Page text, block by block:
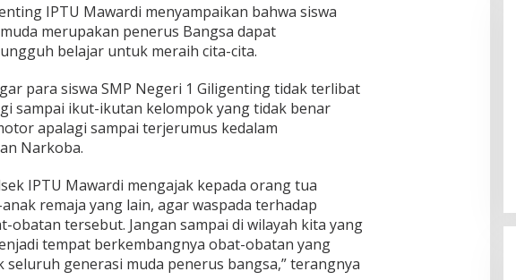
IPTU Mawardi menyampaikan bahwa siswa
merupakan penerus Bangsa dapat
belajar untuk meraih cita-cita.
para siswa SMP Negeri 1 Giligenting tidak terlibat
sampai ikut-ikutan kelompok yang tidak benar
apalagi sampai terjerumus kedalam
Narkoba.
IPTU Mawardi mengajak kepada orang tua
remaja yang lain, agar waspada terhadap
obatan tersebut. Jangan sampai di wilayah kita yang
tempat berkembangnya obat-obatan yang
seluruh generasi muda penerus bangsa,” terangnya
Ketua Komisi II DPR RI: Pilkada